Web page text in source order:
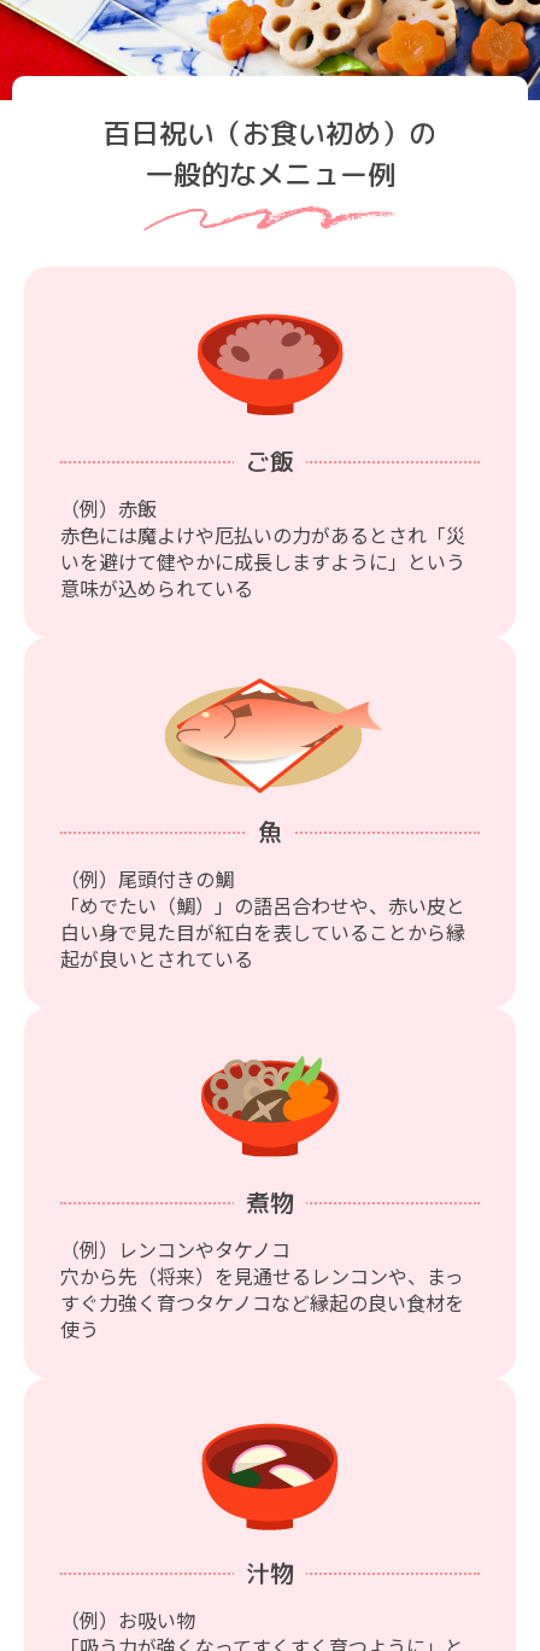
百日祝い（お食い初め）の
一般的なメニュー例
ご飯
（例）赤飯
赤色には魔よけや厄払いの力があるとされ「災
いを避けて健やかに成長しますように」という
意味が込められている
魚
（例）尾頭付きの鯛
「めでたい（鯛）」の語呂合わせや、赤い皮と
白い身で見た目が紅白を表していることから縁
起が良いとされている
煮物
（例）レンコンやタケノコ
穴から先（将来）を見通せるレンコンや、まっ
すぐ力強く育つタケノコなど縁起の良い食材を
使う
汁物
（例）お吸い物